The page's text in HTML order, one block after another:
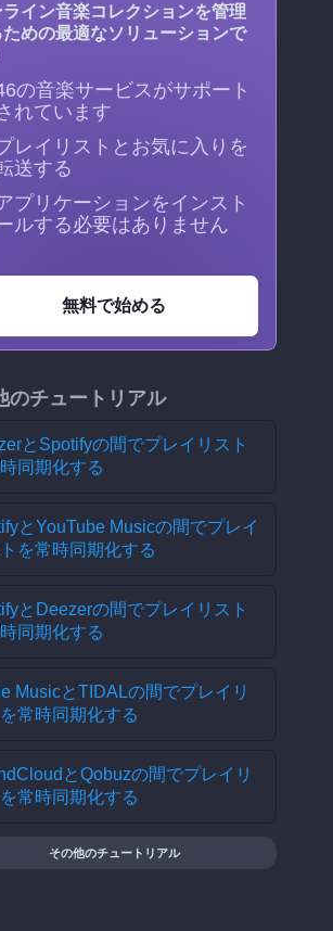
ライン音楽コレクションを管理
めの最適なソリューションで
の音楽サービスがサポート
れています
レイリストとお気に入りを
送する
プリケーションをインスト
ルする必要はありません
無料で始める
のチュートリアル
とSpotifyの間でプレイリスト
同期化する
とYouTube Musicの間でプレイ
を常時同期化する
とDeezerの間でプレイリスト
同期化する
MusicとTIDALの間でプレイリ
常時同期化する
とQobuzの間でプレイリ
常時同期化する
その他のチュートリアル